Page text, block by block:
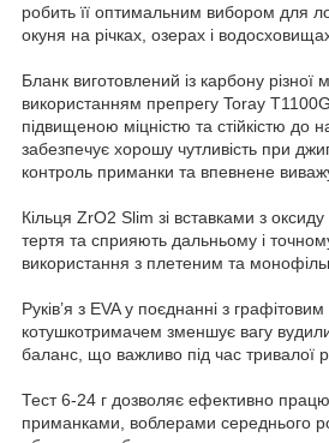
робить її оптимальним вибором для
окуня на річках, озерах і
Бланк виготовлений із карбону різної
використанням препрегу Toray
підвищеною міцністю та стійкістю до
забезпечує хорошу чутливість при
контроль приманки та впевнене
Кільця ZrO2 Slim зі вставками з
тертя та сприяють дальньому і
використання з плетеним та
Руків’я з EVA у поєднанні з
котушкотримачем зменшує вагу
баланс, що важливо під час тривалої
Тест 6-24 г дозволяє ефективно
приманками, воблерами середнього